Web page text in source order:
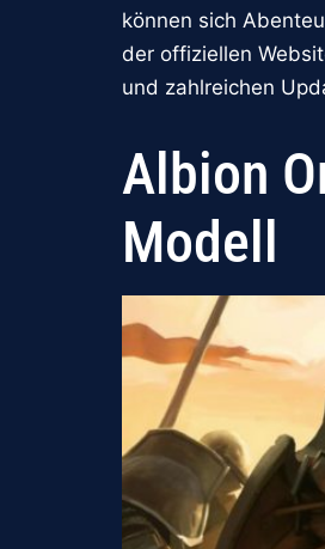
können sich
der offiziellen
und zahlreichen
Albion
Modell